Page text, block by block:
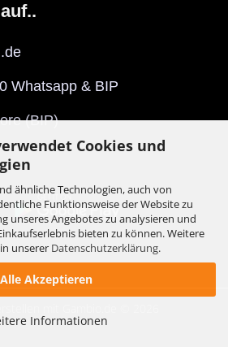
Cookies und
ähnliche Technologien, auch von
Funktionsweise der Website zu
unseres Angebotes zu analysieren und
bieten zu können. Weitere
unserer Datenschutzerklärung.
Alle Akzeptieren
Informationen
Whatsapp & BIP
(BIP)